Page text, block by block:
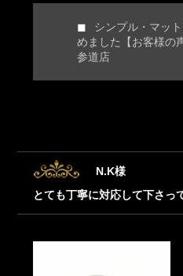
シンプル・マッ
めました【お客様の
参道店
N.K様
とても丁寧に対応して下さっ